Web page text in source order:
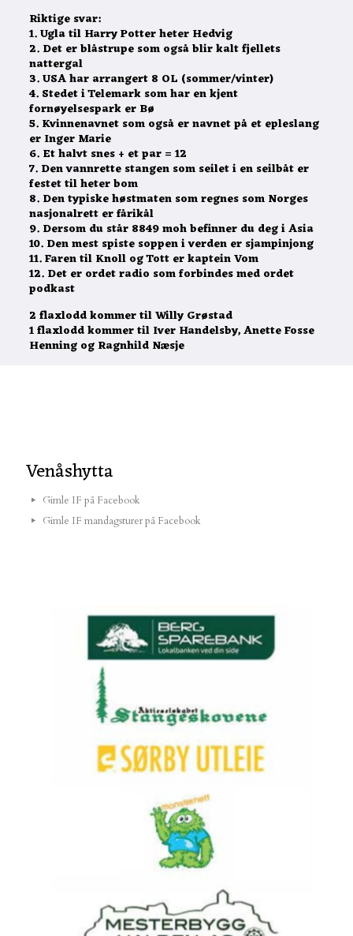
Riktige svar:
1. Ugla til Harry Potter heter Hedvig
2. Det er blåstrupe som også blir kalt fjellets
nattergal
3. USA har arrangert 8 OL (sommer/vinter)
4. Stedet i Telemark som har en kjent
fornøyelsespark er Bø
5. Kvinnenavnet som også er navnet på et epleslang
er Inger Marie
6. Et halvt snes + et par = 12
7. Den vannrette stangen som seilet i en seilbåt er
festet til heter bom
8. Den typiske høstmaten som regnes som Norges
nasjonalrett er fårikål
9. Dersom du står 8849 moh befinner du deg i Asia
10. Den mest spiste soppen i verden er sjampinjong
11. Faren til Knoll og Tott er kaptein Vom
12. Det er ordet radio som forbindes med ordet
podkast
2 flaxlodd kommer til Willy Grøstad
1 flaxlodd kommer til Iver Handelsby, Anette Fosse
Henning og Ragnhild Næsje
Venåshytta
Gimle IF på Facebook
Gimle IF mandagsturer på Facebook